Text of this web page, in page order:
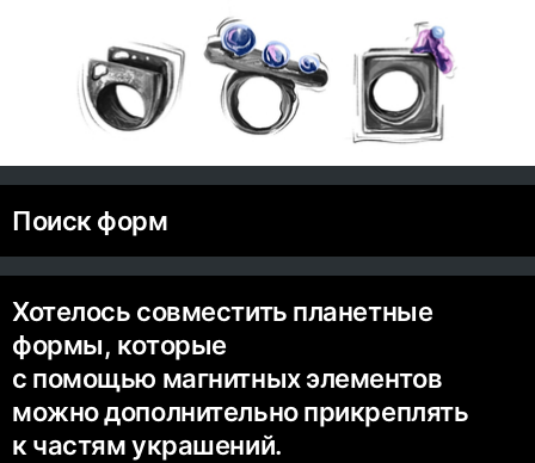
Поиск форм
Хотелось совместить планетные
формы, которые
с помощью магнитных элементов
можно дополнительно прикреплять
к частям украшений.